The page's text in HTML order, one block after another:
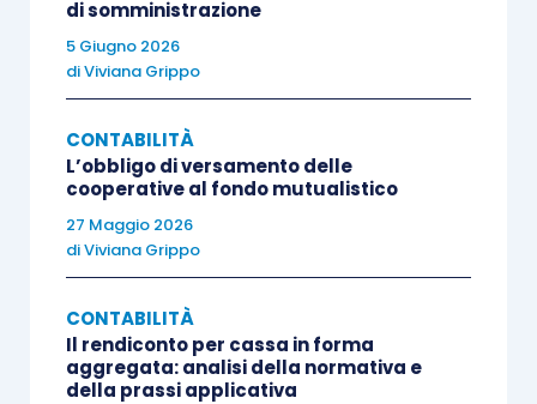
Diversi a Ritenute subite su compensi
di lavoro autonomo
185.000,00
Socio A
c/prelevamenti
25.000,00
Socio B c/ prelevamenti
55.000,00
di somministrazione
5 Giugno 2026
diViviana Grippo
CONTABILITÀ
L’obbligo di versamento delle
cooperative al fondo mutualistico
27 Maggio 2026
diViviana Grippo
CONTABILITÀ
Il rendiconto per cassa in forma
aggregata: analisi della normativa e
della prassi applicativa